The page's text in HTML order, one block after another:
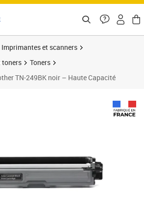
Imprimantes et scanners
toners
Toners
TN-249BK noir – Haute Capacité